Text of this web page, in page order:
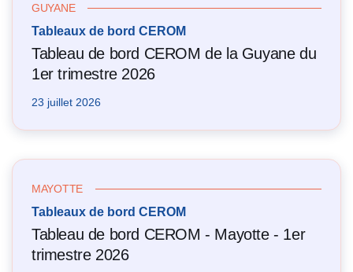
GUYANE
Tableaux de bord CEROM
Tableau de bord CEROM de la Guyane du
1er trimestre 2026
23 juillet 2026
MAYOTTE
Tableaux de bord CEROM
Tableau de bord CEROM - Mayotte - 1er
trimestre 2026